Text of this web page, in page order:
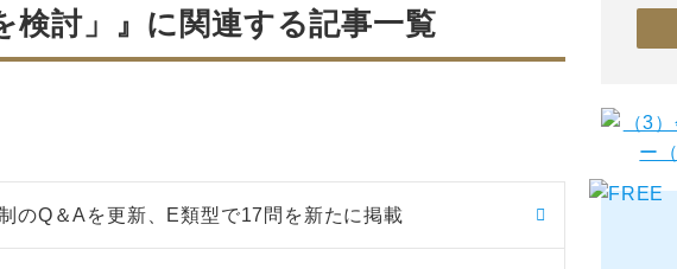
検討」』に関連する記事一覧
のQ＆Aを更新、E類型で17問を新たに掲載